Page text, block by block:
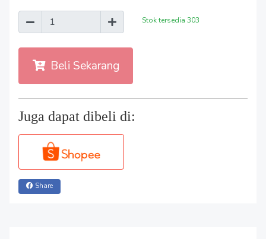
Stok tersedia 303
Beli Sekarang
Juga dapat dibeli di:
Share